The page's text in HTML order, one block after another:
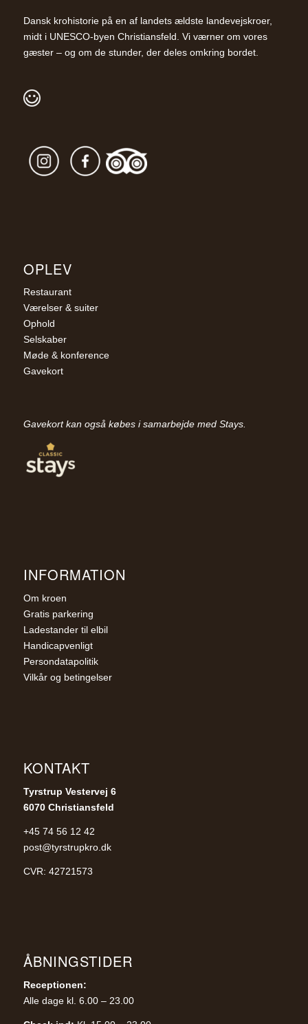
Dansk krohistorie på en af landets ældste landevejskroer,
midt i UNESCO-byen Christiansfeld. Vi værner om vores
gæster – og om de stunder, der deles omkring bordet.
OPLEV
Restaurant
Værelser & suiter
Ophold
Selskaber
Møde & konference
Gavekort
Gavekort kan også købes i samarbejde med Stays.
INFORMATION
Om kroen
Gratis parkering
Ladestander til elbil
Handicapvenligt
Persondatapolitik
Vilkår og betingelser
KONTAKT
Tyrstrup Vestervej 6
6070 Christiansfeld
+45 74 56 12 42
post@tyrstrupkro.dk
CVR: 42721573
ÅBNINGSTIDER
Receptionen:
Alle dage kl. 6.00 – 23.00